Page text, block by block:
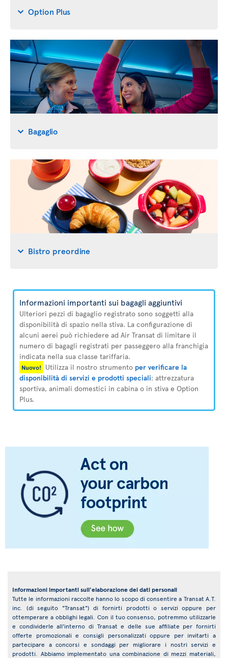
Option Plus
Bagaglio
Bistro preordine
Informazioni importanti sui bagagli aggiuntivi
Ulteriori pezzi di bagaglio registrato sono soggetti alla
disponibilità di spazio nella stiva. La configurazione di
alcuni aerei può richiedere ad Air Transat di limitare il
numero di bagagli registrati per passeggero alla franchigia
indicata nella sua classe tariffaria.
Nuovo! Utilizza il nostro strumento per verificare la
disponibilità di servizi e prodotti speciali: attrezzatura
sportiva, animali domestici in cabina o in stiva e Option
Plus.
Informazioni importanti sull'elaborazione dei dati personali
Tutte le informazioni raccolte hanno lo scopo di consentire a Transat A.T.
inc. (di seguito "Transat") di fornirti prodotti o servizi oppure per
ottemperare a obblighi legali. Con il tuo consenso, potremmo utilizzarle
e condividerle all'interno di Transat e delle sue affiliate per fornirti
offerte promozionali e consigli personalizzati oppure per invitarti a
partecipare a concorsi e sondaggi per migliorare i nostri servizi e
prodotti. Abbiamo implementato una combinazione di mezzi materiali,